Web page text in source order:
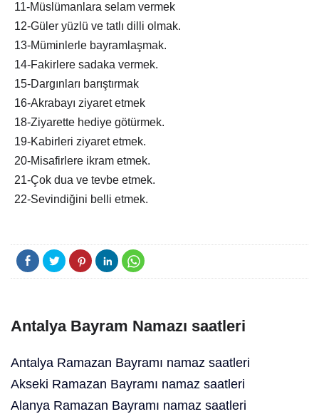
11-Müslümanlara selam vermek
12-Güler yüzlü ve tatlı dilli olmak.
13-Müminlerle bayramlaşmak.
14-Fakirlere sadaka vermek.
15-Dargınları barıştırmak
16-Akrabayı ziyaret etmek
18-Ziyarette hediye götürmek.
19-Kabirleri ziyaret etmek.
20-Misafirlere ikram etmek.
21-Çok dua ve tevbe etmek.
22-Sevindiğini belli etmek.
Antalya Bayram Namazı saatleri
Antalya Ramazan Bayramı namaz saatleri
Akseki Ramazan Bayramı namaz saatleri
Alanya Ramazan Bayramı namaz saatleri